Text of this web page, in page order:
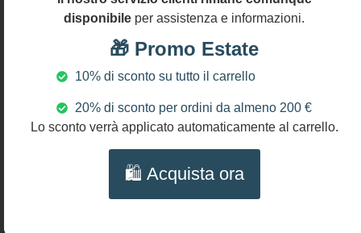
Argento 925
cotone
DIMENSIONI
orecchini:
cm 10 (4″)
diametro
medaglione:
disponibile per assistenza e informazioni.
🎁 Promo Estate
10% di sconto su tutto il carrello
20% di sconto per ordini da almeno 200 €
Lo sconto verrà applicato automaticamente al carrello.
🛍️ Acquista ora